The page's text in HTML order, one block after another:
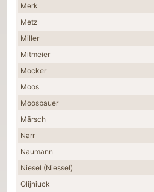
Merk
Metz
Miller
Mitmeier
Mocker
Moos
Moosbauer
Märsch
Narr
Naumann
Niesel (Niessel)
Olijniuck